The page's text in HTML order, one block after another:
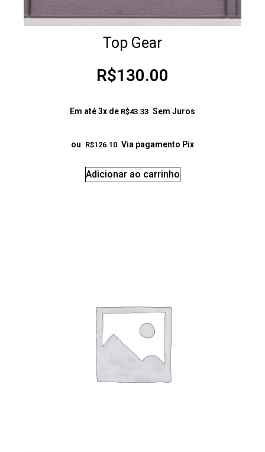
Top Gear
R$130.00
Em até 3x de R$43.33 Sem Juros
ou R$126.10 Via pagamento Pix
Adicionar ao carrinho